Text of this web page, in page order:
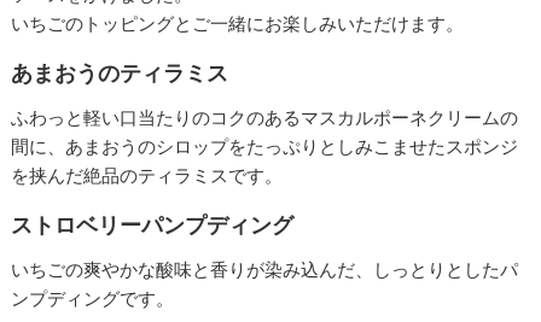
いちごのトッピングとご一緒にお楽しみいただけます。
あまおうのティラミス
ふわっと軽い口当たりのコクのあるマスカルポーネクリームの
間に、あまおうのシロップをたっぷりとしみこませたスポンジ
を挟んだ絶品のティラミスです。
ストロベリーパンプディング
いちごの爽やかな酸味と香りが染み込んだ、しっとりとしたパ
ンプディングです。